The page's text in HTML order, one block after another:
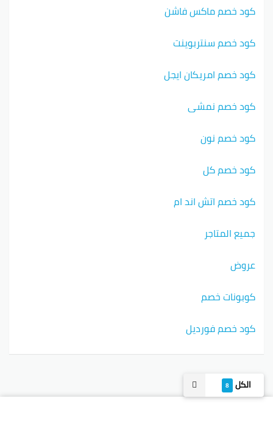
الكل 8
كود خصم ماكس فاشن
كود خصم سنتربوينت
كود خصم امريكان ايجل
كود خصم نمشي
كود خصم نون
كود خصم كل
كود خصم اتش اند ام
جميع المتاجر
عروض
كوبونات خصم
كود خصم فورديل